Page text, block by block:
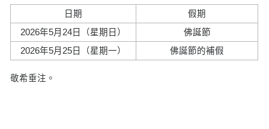
日期
假期
2026年5月24日（星期日）
佛誕節
2026年5月25日（星期一）
佛誕節的補假
敬希垂注。